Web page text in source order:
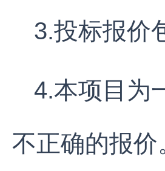
3.投标报价
4.本项目为
不正确的报价